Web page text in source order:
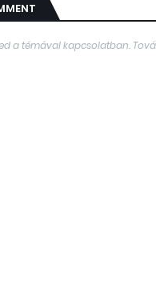
a témával kapcsolatban.